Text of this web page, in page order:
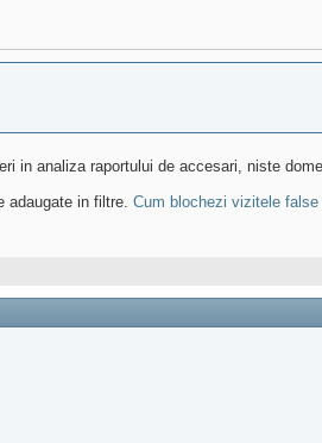
in analiza raportului de accesari, niste
adaugate in filtre. Cum blochezi vizitele